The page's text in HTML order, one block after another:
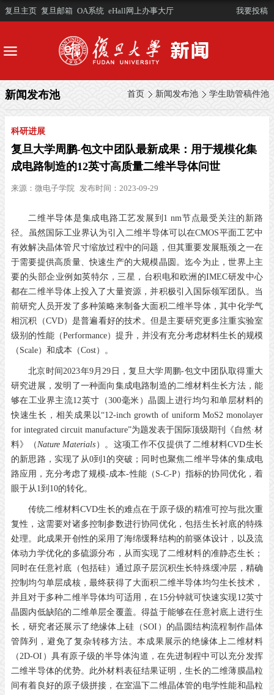
复旦主页 复旦邮箱 OA系统 eHall网上办事大厅 我要投稿
首页 新闻发布池 学生助管稿件池
新闻发布池
科研进展
复旦大学周鹏-包文中团队最新成果：用于规模化集
成电路制造的12英寸高质量二维半导体问世
来源： 微电子学院 发布时间：2023-09-29
二维半导体是集成电路工艺发展到1 nm节点最受关注的新路
径。虽然国际工业界认为引入二维半导体可以在CMOS平面工艺中
有效解决晶体管尺寸缩放过程中的问题，但其重要发展瓶颈之一在
于需要提供高质量、快速生产的大规模晶圆。迄今为止，世界上主
要的头部企业例如英特尔，三星，台积电和欧洲的IMEC研发中心
都在二维半导体上投入了大量资源，并积极引入国际领军团队。当
前研究人员开发了多种策略来制备大面积二维半导体，其中化学气
相沉积（CVD）是普遍看好的技术。但是主要研究更多注重实验室
级别的性能（Performance）提升，并没有充分考虑材料生长的规模
（Scale）和成本（Cost）。
北京时间2023年9月29日，复旦大学周鹏-包文中团队取得重大
研究进展，发明了一种面向集成电路制造的二维材料生长方法，能
够在工业界主流12英寸（300毫米）晶圆上进行均匀和单层材料的
快速生长，相关成果以“12-inch growth of uniform MoS2 monolayer
for integrated circuit manufacture”为题发表于国际顶级期刊《自然·材
料》（Nature Materials ）。这项工作不仅提供了二维材料CVD生长
的新思路，实现了从0到1的突破；同时也聚焦二维半导体的集成电
路应用，充分考虑了规模-成本-性能（S-C-P）指标的协同优化，着
眼于从1到10的转化。
传统二维材料CVD生长的难点在于原子级的精准可控与批次重
复性，这需要对诸多控制参数进行协同优化，包括生长衬底的特殊
处理。此成果开创性的采用了海绵缓释结构的前驱体设计，以及流
体动力学优化的多硫源分布，从而实现了二维材料的准静态生长；
同时在任意衬底（包括硅）通过原子层沉积生长特殊缓冲层，精确
控制均匀单层成核，最终获得了大面积二维半导体均匀生长技术，
并且对于多种二维半导体均可适用，在15分钟就可快速实现12英寸
晶圆内低缺陷的二维单层全覆盖。得益于能够在任意衬底上进行生
长，研究者还展示了绝缘体上硅（SOI）的晶圆结构流程制作晶体
管阵列，避免了复杂转移方法。本成果展示的绝缘体上二维材料
（2D-OI）具有原子级的半导体沟道，在先进制程中可以充分发挥
二维半导体的优势。此外材料表征结果证明，生长的二维薄膜晶粒
间有着良好的原子级拼接，在室温下二维晶体管的电学性能和晶粒